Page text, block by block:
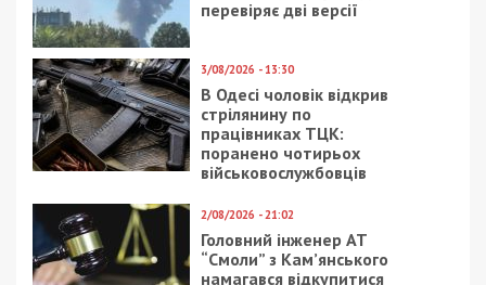
30/09/2020 - 11:30
В Днепре на Поля не
поделили дорогу сразу
три водителя
8/07/2020 - 17:48
Театрам и клубам
разрешили работать
допоздна